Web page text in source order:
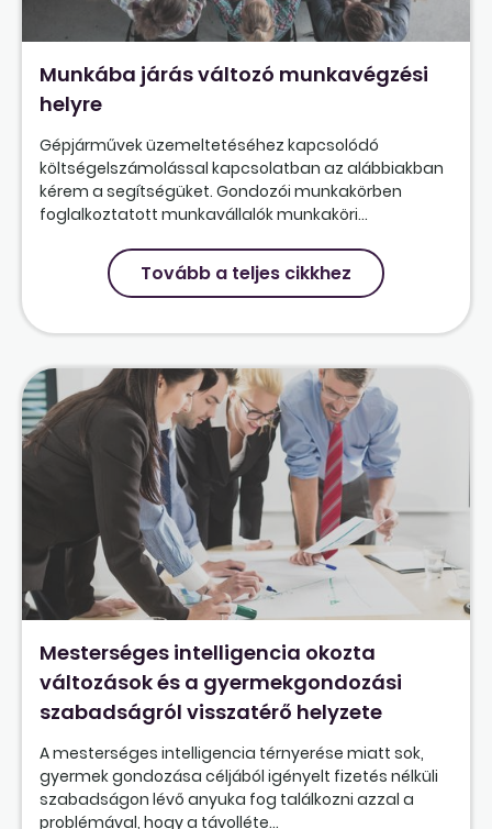
Munkába járás változó munkavégzési
helyre
Gépjárművek üzemeltetéséhez kapcsolódó
költségelszámolással kapcsolatban az alábbiakban
kérem a segítségüket. Gondozói munkakörben
foglalkoztatott munkavállalók munkaköri...
Tovább a teljes cikkhez
Mesterséges intelligencia okozta
változások és a gyermekgondozási
szabadságról visszatérő helyzete
A mesterséges intelligencia térnyerése miatt sok,
gyermek gondozása céljából igényelt fizetés nélküli
szabadságon lévő anyuka fog találkozni azzal a
problémával, hogy a távolléte...